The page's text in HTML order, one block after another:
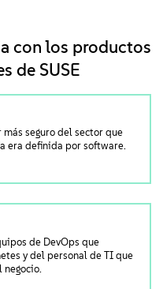
con los productos
de SUSE
seguro del sector que
era definida por software.
de DevOps que
y del personal de TI que